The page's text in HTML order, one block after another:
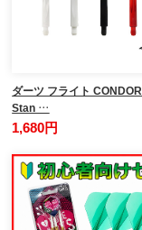
ダーツ フライト
Stan …
1,680円